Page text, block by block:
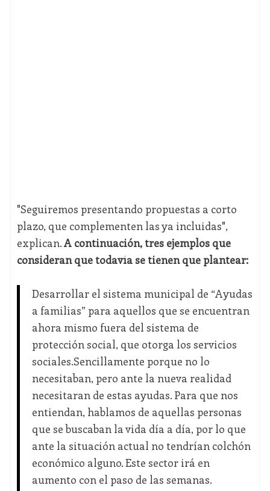
"Seguiremos presentando propuestas a corto
plazo, que complementen las ya incluidas",
explican.A continuación, tres ejemplos que
consideran que todavía se tienen que plantear:
Desarrollar el sistema municipal de “Ayudas
a familias” para aquellos que se encuentran
ahora mismo fuera del sistema de
protección social, que otorga los servicios
sociales.Sencillamente porque no lo
necesitaban, pero ante la nueva realidad
necesitaran de estas ayudas. Para que nos
entiendan, hablamos de aquellas personas
que se buscaban la vida día a día, por lo que
ante la situación actual no tendrían colchón
económico alguno. Este sector irá en
aumento con el paso de las semanas.